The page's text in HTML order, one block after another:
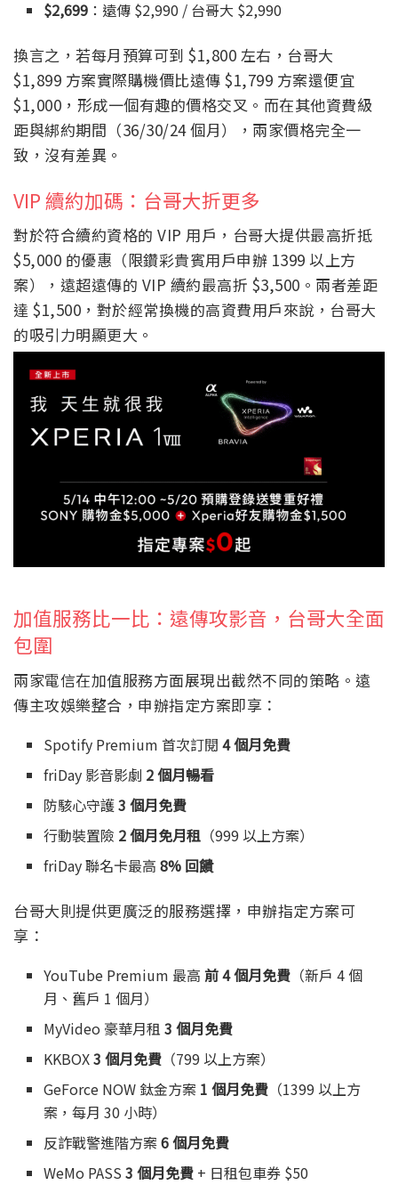
$2,699 ：遠傳 $2,990 / 台哥大 $2,990
換言之，若每月預算可到 $1,800 左右，台哥大
$1,899 方案實際購機價比遠傳 $1,799 方案還便宜
$1,000，形成一個有趣的價格交叉。而在其他資費級
距與綁約期間（36/30/24 個月），兩家價格完全一
致，沒有差異。
VIP 續約加碼：台哥大折更多
對於符合續約資格的 VIP 用戶，台哥大提供最高折抵
$5,000 的優惠（限鑽彩貴賓用戶申辦 1399 以上方
案），遠超遠傳的 VIP 續約最高折 $3,500。兩者差距
達 $1,500，對於經常換機的高資費用戶來說，台哥大
的吸引力明顯更大。
加值服務比一比：遠傳攻影音，台哥大全面
包圍
兩家電信在加值服務方面展現出截然不同的策略。遠
傳主攻娛樂整合，申辦指定方案即享：
Spotify Premium 首次訂閱4 個月免費
friDay 影音影劇 2 個月暢看
防駭心守護3 個月免費
行動裝置險 2 個月免月租 （999 以上方案）
friDay 聯名卡最高8% 回饋
台哥大則提供更廣泛的服務選擇，申辦指定方案可
享：
YouTube Premium 最高前 4 個月免費 （新戶 4 個
月、舊戶 1 個月）
MyVideo 豪華月租3 個月免費
KKBOX3 個月免費 （799 以上方案）
GeForce NOW 鈦金方案 1 個月免費 （1399 以上方
案，每月 30 小時）
反詐戰警進階方案6 個月免費
WeMo PASS3 個月免費 + 日租包車券 $50